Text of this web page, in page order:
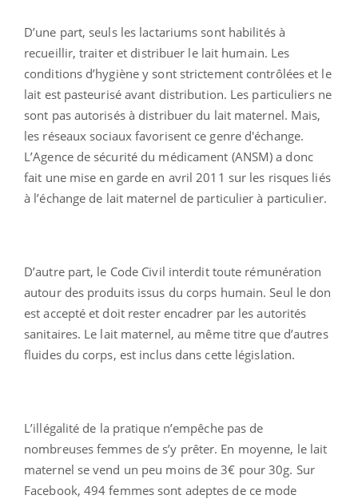
D’une part, seuls les lactariums sont habilités à
recueillir, traiter et distribuer le lait humain. Les
conditions d’hygiène y sont strictement contrôlées et le
lait est pasteurisé avant distribution. Les particuliers ne
sont pas autorisés à distribuer du lait maternel. Mais,
les réseaux sociaux favorisent ce genre d'échange.
L’Agence de sécurité du médicament (ANSM) a donc
fait une mise en garde en avril 2011 sur les risques liés
à l’échange de lait maternel de particulier à particulier.
D’autre part, le Code Civil interdit toute rémunération
autour des produits issus du corps humain. Seul le don
est accepté et doit rester encadrer par les autorités
sanitaires. Le lait maternel, au même titre que d’autres
fluides du corps, est inclus dans cette législation.
L’illégalité de la pratique n’empêche pas de
nombreuses femmes de s’y prêter. En moyenne, le lait
maternel se vend un peu moins de 3€ pour 30g. Sur
Facebook, 494 femmes sont adeptes de ce mode